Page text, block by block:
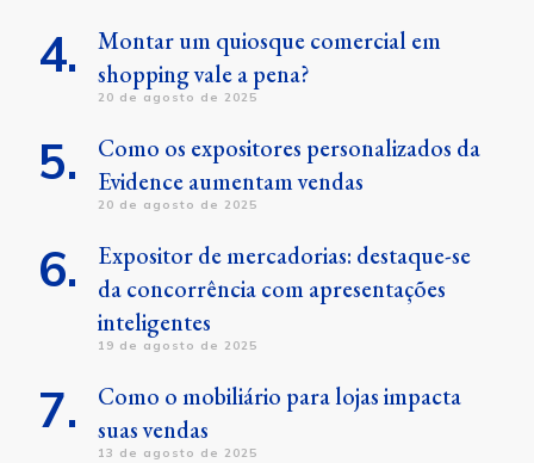
Montar um quiosque comercial em
shopping vale a pena?
20 de agosto de 2025
Como os expositores personalizados da
Evidence aumentam vendas
20 de agosto de 2025
Expositor de mercadorias: destaque-se
da concorrência com apresentações
inteligentes
19 de agosto de 2025
Como o mobiliário para lojas impacta
suas vendas
13 de agosto de 2025